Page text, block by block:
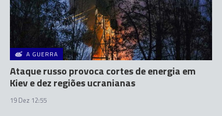
A GUERRA
Ataque russo provoca cortes de energia em
Kiev e dez regiões ucranianas
19 Dez 12:55